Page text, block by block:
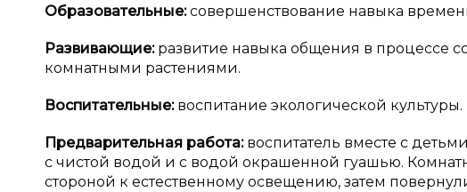
Образовательные:совершенствование навыка
Развивающие: развитие навыка общения в процессе
комнатными растениями.
Воспитательные: воспитание экологической культуры.
Предварительная работа: воспитатель вместе с
с чистой водой и с водой окрашенной гуашью.
стороной к естественному освещению, затем